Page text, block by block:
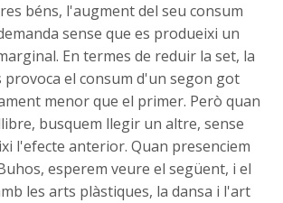
béns, l'augment del seu consum
sense que es produeixi un
En termes de reduir la set, la
el consum d'un segon got
menor que el primer. Però quan
busquem llegir un altre, sense
l'efecte anterior. Quan presenciem
esperem veure el següent, i el
les arts plàstiques, la dansa i l'art